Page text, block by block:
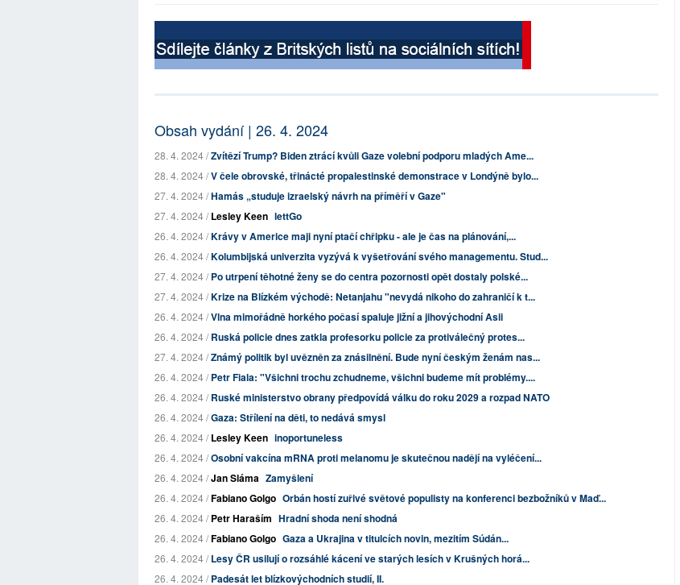
Obsah vydání | 26. 4. 2024
28. 4. 2024 /Zvítězí Trump? Biden ztrácí kvůli Gaze volební podporu mladých Ame...
28. 4. 2024 /V čele obrovské, třinácté propalestinské demonstrace v Londýně bylo...
27. 4. 2024 /Hamás „studuje izraelský návrh na příměří v Gaze"
27. 4. 2024 /Lesley Keen lettGo
26. 4. 2024 /Krávy v Americe maji nyní ptačí chřipku - ale je čas na plánování,...
26. 4. 2024 /Kolumbijská univerzita vyzývá k vyšetřování svého managementu. Stud...
27. 4. 2024 /Po utrpení těhotné ženy se do centra pozornosti opět dostaly polské...
27. 4. 2024 /Krize na Blízkém východě: Netanjahu "nevydá nikoho do zahraničí k t...
26. 4. 2024 /Vlna mimořádně horkého počasí spaluje jižní a jihovýchodní Asii
26. 4. 2024 /Ruská policie dnes zatkla profesorku policie za protiválečný protes...
27. 4. 2024 /Známý politik byl uvězněn za znásilnění. Bude nyní českým ženám nas...
26. 4. 2024 /Petr Fiala: "Všichni trochu zchudneme, všichni budeme mít problémy....
26. 4. 2024 /Ruské ministerstvo obrany předpovídá válku do roku 2029 a rozpad NATO
26. 4. 2024 /Gaza: Střílení na děti, to nedává smysl
26. 4. 2024 /Lesley Keen inoportuneless
26. 4. 2024 /Osobní vakcína mRNA proti melanomu je skutečnou nadějí na vyléčení...
26. 4. 2024 /Jan Sláma Zamyšlení
26. 4. 2024 /Fabiano Golgo Orbán hostí zuřivé světové populisty na konferenci bezbožníků v Maď...
26. 4. 2024 /Petr Haraším Hradní shoda není shodná
26. 4. 2024 /Fabiano Golgo Gaza a Ukrajina v titulcích novin, mezitím Súdán...
26. 4. 2024 /Lesy ČR usilují o rozsáhlé kácení ve starých lesích v Krušných horá...
26. 4. 2024 /Padesát let blízkovýchodních studií, II.